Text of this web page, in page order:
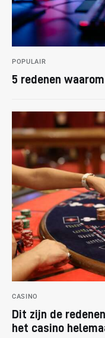
POPULAIR
5 redenen
CASINO
Dit zijn de
het casino